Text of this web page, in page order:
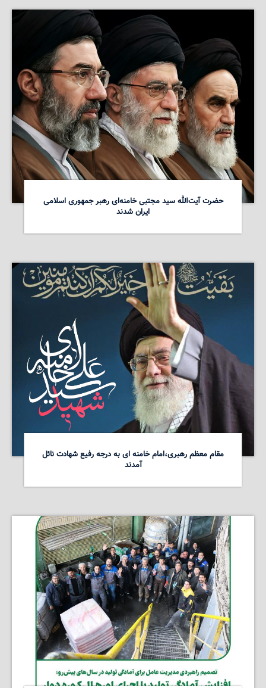
حضرت آیت‌الله سید مجتبی خامنه‌ای رهبر جمهوری اسلامی
ایران شدند
مقام معظم رهبری،امام خامنه ای به درجه رفیع شهادت نائل
آمدند